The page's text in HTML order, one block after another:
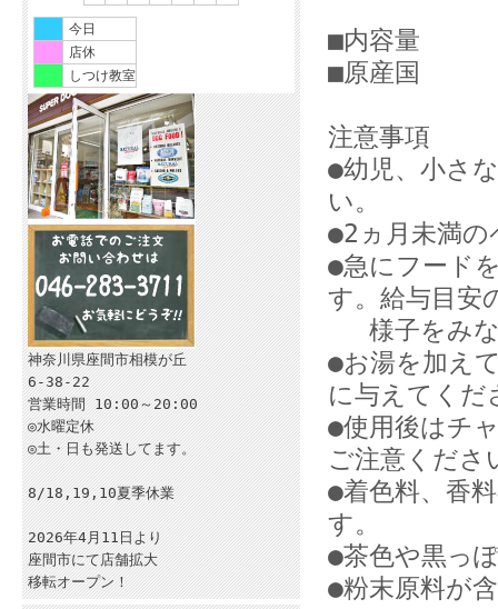
今日
店休
しつけ教室
神奈川県座間市相模が丘
6-38-22
営業時間 10:00～20:00
◎水曜定休
◎土・日も発送してます。
8/18,19,10夏季休業
2026年4月11日より
座間市にて店舗拡大
移転オープン！
■内容量
■原産国
注意事項
●幼児、小さ
い。
●2ヵ月未満
●急にフード
す。給与目安
様子をみな
●お湯を加え
に与えてくだ
●使用後はチ
ご注意くださ
●着色料、香
す。
●茶色や黒っ
●粉末原料が